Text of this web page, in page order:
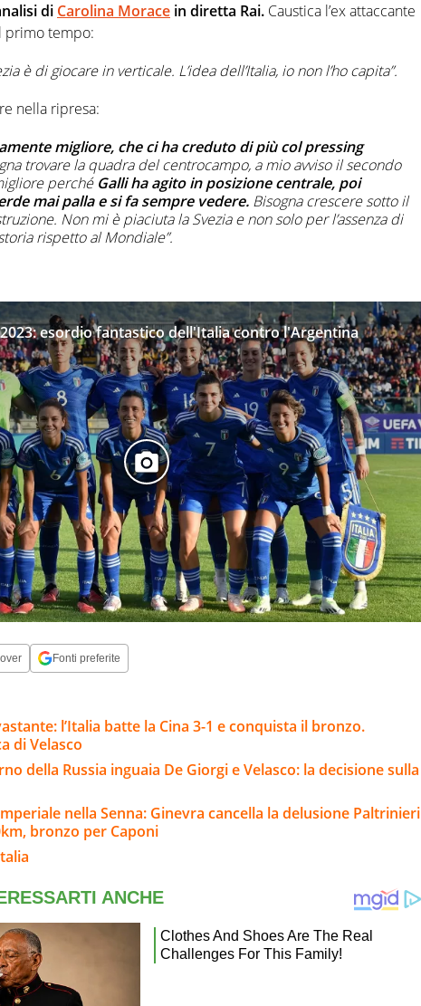
di Carolina Morace in diretta Rai. Caustica l’ex attaccante
primo tempo:
è di giocare in verticale. L’idea dell’Italia, io non l’ho capita”.
nella ripresa:
migliore, che ci ha creduto di più col pressing
trovare la quadra del centrocampo, a mio avviso il secondo
perché Galli ha agito in posizione centrale, poi
mai palla e si fa sempre vedere. Bisogna crescere sotto il
Non mi è piaciuta la Svezia e non solo per l’assenza di
rispetto al Mondiale”.
esordio fantastico dell'Italia contro l'Argentina
Fonti preferite
l’Italia batte la Cina 3-1 e conquista il bronzo.
di Velasco
della Russia inguaia De Giorgi e Velasco: la decisione sulla
nella Senna: Ginevra cancella la delusione Paltrinieri
bronzo per Caponi